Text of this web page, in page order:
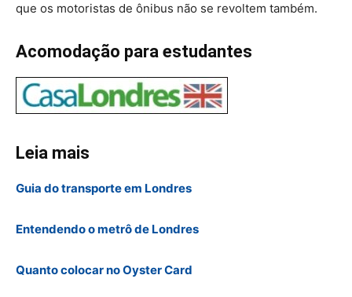
que os motoristas de ônibus não se revoltem também.
Acomodação para estudantes
Leia mais
Guia do transporte em Londres
Entendendo o metrô de Londres
Quanto colocar no Oyster Card